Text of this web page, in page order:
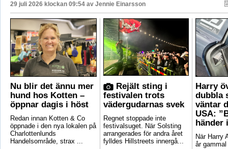
29 juli 2026 klockan 09:54 av Jennie Einarsson
Nu blir det ännu mer
hund hos Kotten –
öppnar dagis i höst
Redan innan Kotten & Co
öppnade i den nya lokalen på
Charlottenlunds
Handelsområde, strax ...
Rejält sting i
festivalen trots
vädergudarnas svek
Regnet stoppade inte
festivalsuget. När Solsting
arrangerades för andra året
fylldes Hillstreets innergå...
Harry
dubbla
väntar
USA:
händer
När Harry
år